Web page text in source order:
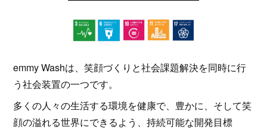
emmy Washは、笑顔づくりと社会課題解決を同時に行
う社会装置の一つです。
多くの人々の生活する環境を健康で、豊かに、そして笑
顔の溢れる世界にできるよう、持続可能な開発目標